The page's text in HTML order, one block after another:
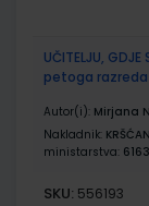
UČITELJU,
petoga
Autor(i): Mirjana
Nakladnik:
ministarstva: 6163
SKU: 556193